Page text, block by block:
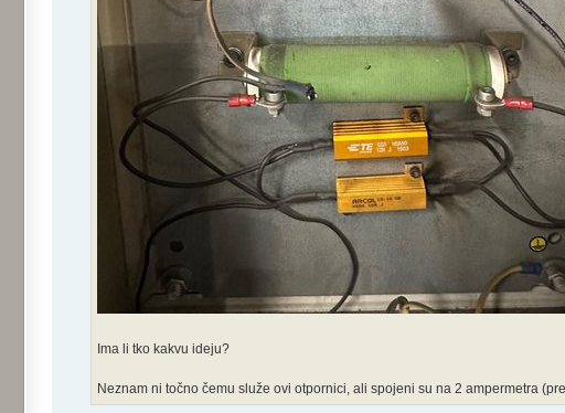
Ima li tko kakvu ideju?
Neznam ni točno čemu služe ovi otpornici, ali spojeni su na 2 ampermetra